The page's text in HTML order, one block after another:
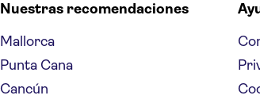
Nuestras recomendaciones
Mallorca
Punta Cana
Cancún